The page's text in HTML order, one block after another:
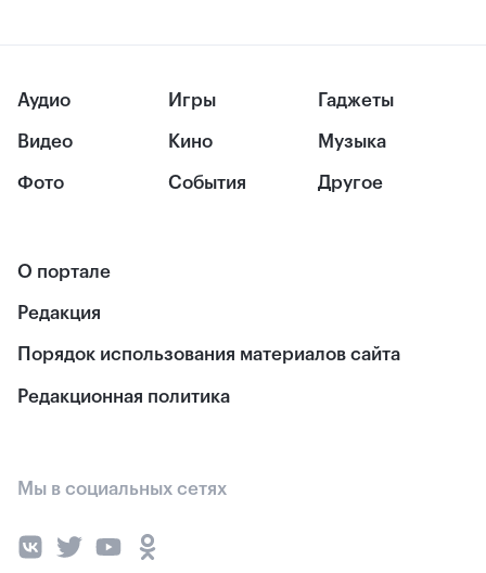
Аудио
Видео
Фото
Игры
Кино
События
Гаджеты
Музыка
Другое
О портале
Редакция
Порядок использования материалов сайта
Редакционная политика
Мы в социальных сетях